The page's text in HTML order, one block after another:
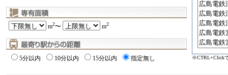
m2〜 m2
5分以内 10分以内 15分以内 指定無し ※CTRL+Click